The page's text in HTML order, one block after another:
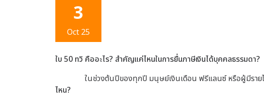
3
Oct 25
ใบ 50 ทวิ คืออะไร? สำคัญแค่ไหนในการยื่นภาษีเงินได้บุคคลธรรมดา?
ในช่วงต้นปีของทุกปี มนุษย์เงินเดือน ฟรีแลนซ์ หรือผู้มีรายไ
ไหน?